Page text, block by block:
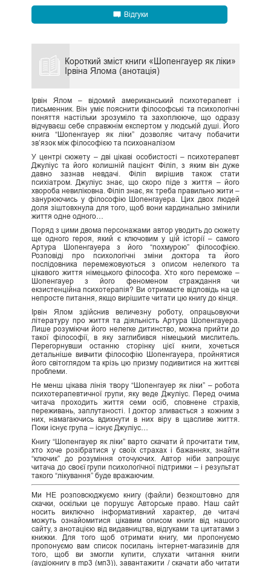
Відгуки
Короткий зміст книги «Шопенгауер як ліки»
Ірвіна Ялома (анотація)
Ірвін Ялом – відомий американський психотерапевт і
письменник. Він уміє пояснити філософські та психологічні
поняття настільки зрозуміло та захоплююче, що одразу
відчуваєш себе справжнім експертом у людській душі. Його
книга “Шопенгауер як ліки” дозволяє читачу побачити
зв’язок між філософією та психоаналізом
У центрі сюжету – дві цікаві особистості – психотерапевт
Джуліус та його колишній пацієнт Філіп, з яким він дуже
давно зазнав невдачі. Філіп вирішив також стати
психіатром. Джуліус знає, що скоро піде з життя – його
хвороба невиліковна. Філіп знає, як треба правильно жити –
занурюючись у філософію Шопенгауера. Цих двох людей
доля зіштовхнула для того, щоб вони кардинально змінили
життя одне одного…
Поряд з цими двома персонажами автор уводить до сюжету
ще одного героя, який є ключовим у цій історії – самого
Артура Шопенгауера з його “похмурою” філософією.
Розповіді про психологічні зміни доктора та його
послідовника перемежовуються з описом нелегкого та
цікавого життя німецького філософа. Хто кого переможе –
Шопенгауер з його феноменом страждання чи
екзистенційна психотерапія? Ви отримаєте відповідь на це
непросте питання, якщо вирішите читати цю книгу до кінця.
Ірвін Ялом здійснив величезну роботу, опрацьовуючи
літературу про життя та діяльність Артура Шопенгауера.
Лише розуміючи його нелегке дитинство, можна прийти до
такої філософії, в яку заглибився німецький мислитель.
Перегорнувши останню сторінку цієї книги, хочеться
детальніше вивчити філософію Шопенгауера, пройнятися
його світоглядом та крізь цю призму подивитися на життєві
проблеми.
Не менш цікава лінія твору “Шопенгауер як ліки” – робота
психотерапевтичної групи, яку веде Джуліус. Перед очима
читача проходить життя семи осіб, сповнене страхів,
переживань, заплутаності. І доктор зливається з кожним з
них, намагаючись вдихнути в них віру в щасливе життя.
Поки існує група – існує Джуліус…
Книгу “Шопенгауер як ліки” варто скачати й прочитати тим,
хто хоче розібратися у своїх страхах і бажаннях, знайти
“ключик” до розуміння оточуючих. Автор ніби запрошує
читача до своєї групи психологічної підтримки – і результат
такого “лікування” буде вражаючим.
Ми НЕ розповсюджуємо книгу (файли) безкоштовно для
скачки, оскільки це порушує Авторське право. Наш сайт
носить виключно інформативний характер, де читачі
можуть ознайомитися цікавим описом книги від нашого
сайту, з анотацією від видавництва, відгуками та цитатами з
книжки. Для того щоб отримати книгу, ми пропонуємо
пропонуємо вам список посилань інтернет-магазинів для
того, щоб ви змогли купити, слухати читання книги
(аудіокнигу в mp3 (мп3)), завантажити / скачати або читати